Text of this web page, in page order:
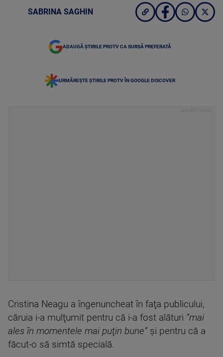
SABRINA SAGHIN
ADAUGĂ ȘTIRILE PROTV CA SURSĂ PREFERATĂ
URMĂREȘTE ȘTIRILE PROTV ÎN GOOGLE DISCOVER
Cristina Neagu a îngenuncheat în faţa publicului,
căruia i-a mulţumit pentru că i-a fost alături ”mai
ales în momentele mai puţin bune” şi pentru că a
făcut-o să simtă specială.